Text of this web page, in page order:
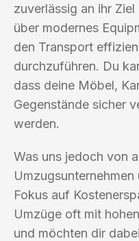
zuverlässig an ihr
über modernes
den Transport
durchzuführen. Du
dass deine Möbel,
Gegenstände sicher
werden.
Was uns jedoch von
Fokus auf
Umzüge oft mit
und möchten dir